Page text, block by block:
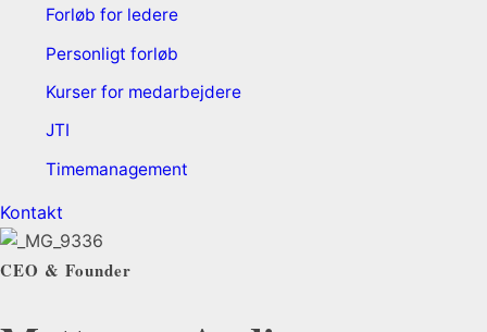
Forløb for ledere
Personligt forløb
Kurser for medarbejdere
JTI
Timemanagement
Kontakt
CEO & Founder